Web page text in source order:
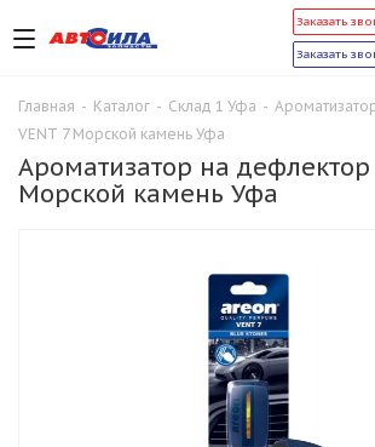
Заказать
Заказать
Главная - Каталог - Склад 1 Уфа -
VENT 7 Морской камень Уфа
Ароматизатор на дефлектор
Морской камень Уфа